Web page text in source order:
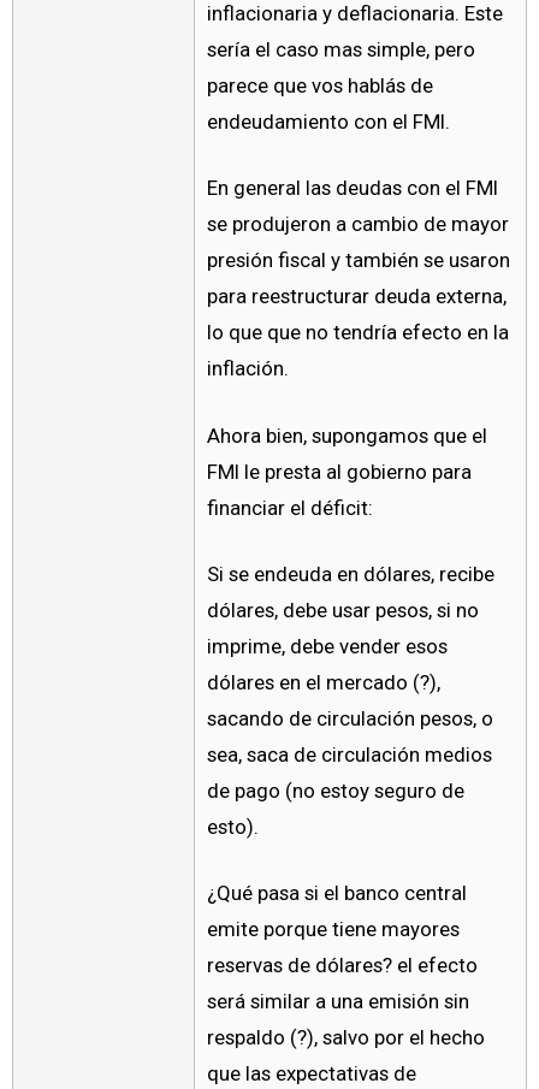
inflacionaria y deflacionaria. Este
sería el caso mas simple, pero
parece que vos hablás de
endeudamiento con el FMI.
En general las deudas con el FMI
se produjeron a cambio de mayor
presión fiscal y también se usaron
para reestructurar deuda externa,
lo que que no tendría efecto en la
inflación.
Ahora bien, supongamos que el
FMI le presta al gobierno para
financiar el déficit:
Si se endeuda en dólares, recibe
dólares, debe usar pesos, si no
imprime, debe vender esos
dólares en el mercado (?),
sacando de circulación pesos, o
sea, saca de circulación medios
de pago (no estoy seguro de
esto).
¿Qué pasa si el banco central
emite porque tiene mayores
reservas de dólares? el efecto
será similar a una emisión sin
respaldo (?), salvo por el hecho
que las expectativas de